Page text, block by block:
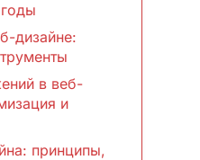
дизайне:
в веб-
и
принципы,